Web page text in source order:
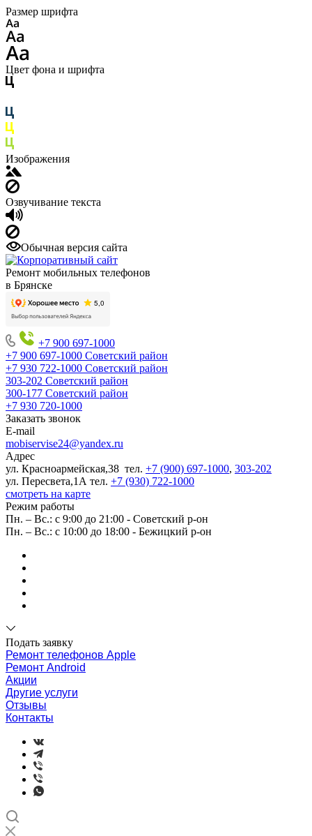
Размер шрифта
Цвет фона и шрифта
Изображения
Озвучивание текста
Обычная версия сайта
Ремонт мобильных телефонов
в Брянске
+7 900 697-1000
+7 900 697-1000 Советский район
+7 930 722-1000 Советский район
303-202 Советский район
300-177 Советский район
+7 930 720-1000
Заказать звонок
E-mail
mobiservise24@yandex.ru
Адрес
ул. Красноармейская,38 тел. +7 (900) 697-1000, 303-202
ул. Пересвета,1А тел. +7 (930) 722-1000
смотреть на карте
Режим работы
Пн. – Вс.: с 9:00 до 21:00 - Советский р-он
Пн. – Вс.: с 10:00 до 18:00 - Бежицкий р-он
Подать заявку
Ремонт телефонов Apple
Ремонт Android
Акции
Другие услуги
Отзывы
Контакты